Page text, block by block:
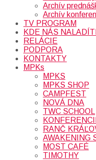
Archív
Archív
TV PROGRAM
KDE NÁS
RELÁCIE
PODPORA
KONTAKTY
MPKs
MPKS
MPKS SHOP
CAMPFEST
NOVÁ DNA
TWC SCHOOL
RANČ
AWAKENING
MOST CAFÉ
TIMOTHY